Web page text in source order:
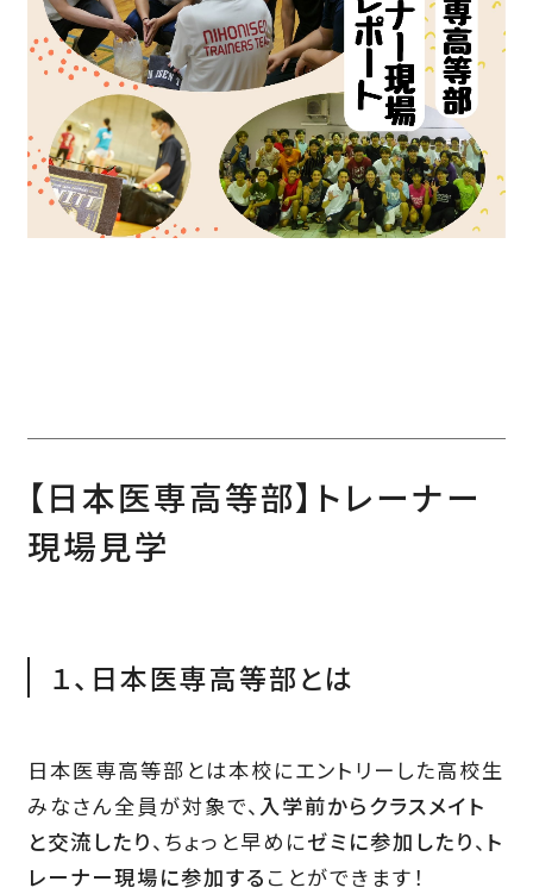
【日本医専高等部】トレーナー
現場見学
１、日本医専高等部とは
日本医専高等部とは本校にエントリーした高校生
みなさん全員が対象で、 入学前からクラスメイト
と交流したり、 ちょっと早めにゼミに参加したり、 ト
レーナー現場に参加する ことができます！